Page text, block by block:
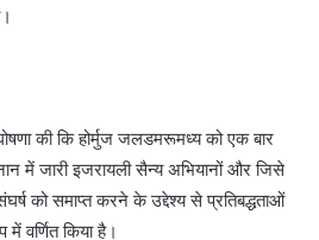
की कि होर्मुज जलडमरूमध्य को एक बार
में जारी इजरायली सैन्य अभियानों और जिसे
को समाप्त करने के उद्देश्य से प्रतिबद्धताओं
वर्णित किया है।